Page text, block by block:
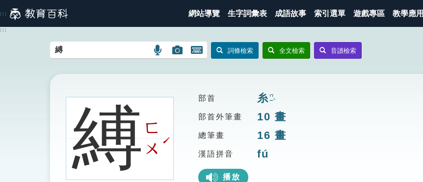
到
主
::: 網站導覽 生字詞彙表 成語故事 索引選單 遊戲專區 教學應用
:::
語
搜
圖
圖
搜
開
鍵
圖
詞條檢索 全文檢索 音讀檢索
縛ㄈ
ㄨ
ˊ
部首 糸ㄇㄧˋ
部首外筆畫 10 畫
總筆畫 16 畫
漢語拼音 fú
播放